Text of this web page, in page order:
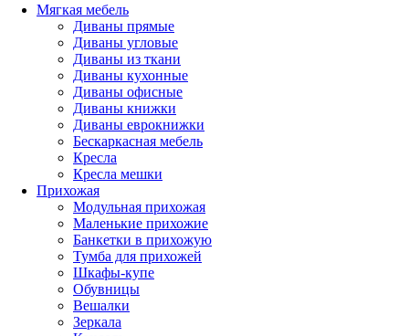
Мягкая мебель
Диваны прямые
Диваны угловые
Диваны из ткани
Диваны кухонные
Диваны офисные
Диваны книжки
Диваны еврокнижки
Бескаркасная мебель
Кресла
Кресла мешки
Прихожая
Модульная прихожая
Маленькие прихожие
Банкетки в прихожую
Тумба для прихожей
Шкафы-купе
Обувницы
Вешалки
Зеркала